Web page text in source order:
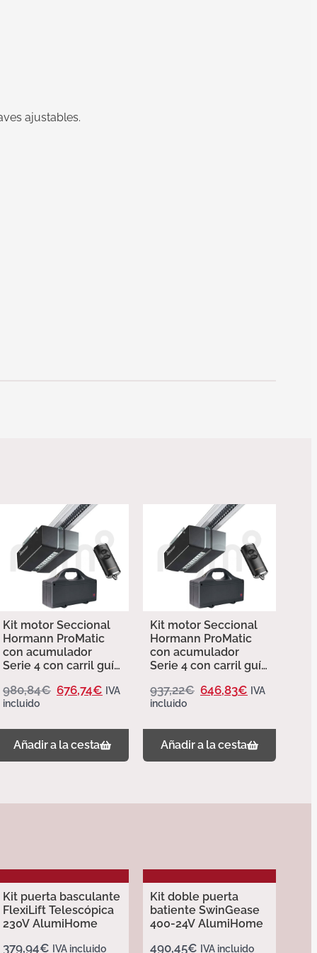
ajustables.
Kit motor Seccional
Hormann ProMatic
con acumulador
Serie 4 con carril guía
980,84€ 676,74€ IVA
incluido
Añadir a la cesta
Kit motor Seccional
Hormann ProMatic
con acumulador
Serie 4 con carril guía
937,22€ 646,83€ IVA
incluido
Añadir a la cesta
Kit puerta basculante
FlexiLift Telescópica
230V AlumiHome
379,94€ IVA incluido
Kit doble puerta
batiente SwinGease
400-24V AlumiHome
490,45€ IVA incluido